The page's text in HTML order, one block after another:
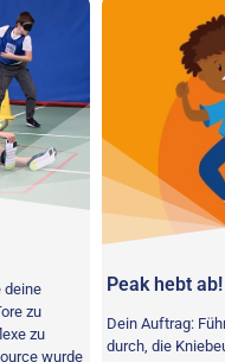
deine
zu
zu
wurde
Peak hebt ab!
Dein Auftrag:
durch, die